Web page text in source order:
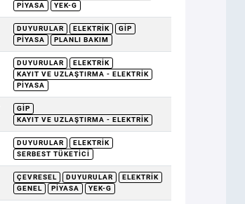
PIYASA
YEK-G
DUYURULAR ELEKTRIK
GİP
PIYASA
PLANLI BAKIM
DUYURULAR
ELEKTRIK
KAYIT VE UZLAŞTIRMA - ELEKTRIK
PIYASA
GİP
KAYIT VE UZLAŞTIRMA - ELEKTRIK
DUYURULAR
ELEKTRIK
SERBEST TÜKETICI
ÇEVRESEL DUYURULAR
ELEKTRIK
GENEL
PIYASA YEK-G